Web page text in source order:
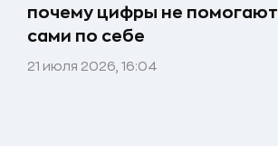
почему цифры не помогают
сами по себе
21 июля 2026, 16:04